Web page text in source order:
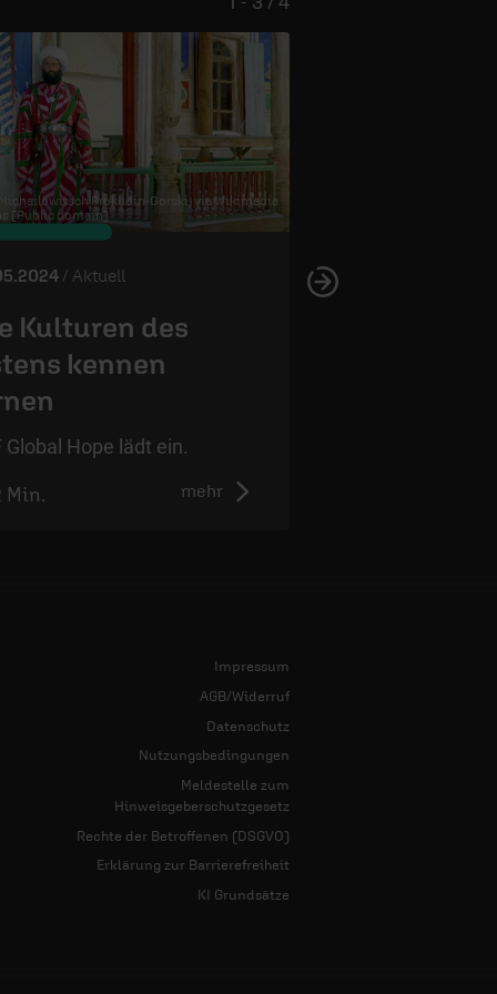
Michailowitsch Prokudin-Gorski, via Wikimedia
[Public domain]
/ Aktuell
Kulturen des
kennen
Global Hope lädt ein.
mehr
Min.
23.05.2024
Impressum
AGB/Widerruf
Datenschutz
Nutzungsbedingungen
Meldestelle zum
Hinweisgeberschutzgesetz
Rechte der Betroffenen (DSGVO)
Erklärung zur Barrierefreiheit
KI Grundsätze